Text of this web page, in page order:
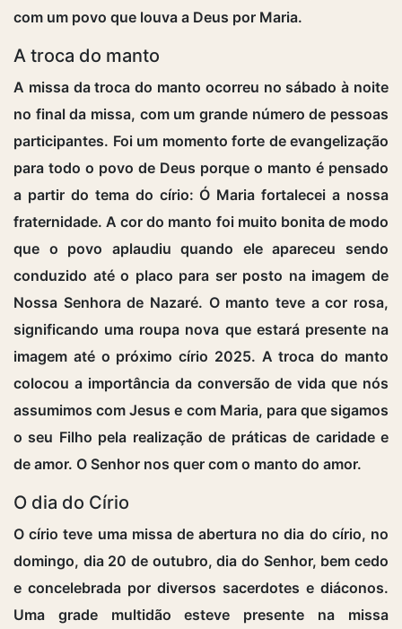
com um povo que louva a Deus por Maria.
A troca do manto
A missa da troca do manto ocorreu no sábado à noite
no final da missa, com um grande número de pessoas
participantes. Foi um momento forte de evangelização
para todo o povo de Deus porque o manto é pensado
a partir do tema do círio: Ó Maria fortalecei a nossa
fraternidade. A cor do manto foi muito bonita de modo
que o povo aplaudiu quando ele apareceu sendo
conduzido até o placo para ser posto na imagem de
Nossa Senhora de Nazaré. O manto teve a cor rosa,
significando uma roupa nova que estará presente na
imagem até o próximo círio 2025. A troca do manto
colocou a importância da conversão de vida que nós
assumimos com Jesus e com Maria, para que sigamos
o seu Filho pela realização de práticas de caridade e
de amor. O Senhor nos quer com o manto do amor.
O dia do Círio
O círio teve uma missa de abertura no dia do círio, no
domingo, dia 20 de outubro, dia do Senhor, bem cedo
e concelebrada por diversos sacerdotes e diáconos.
Uma grade multidão esteve presente na missa